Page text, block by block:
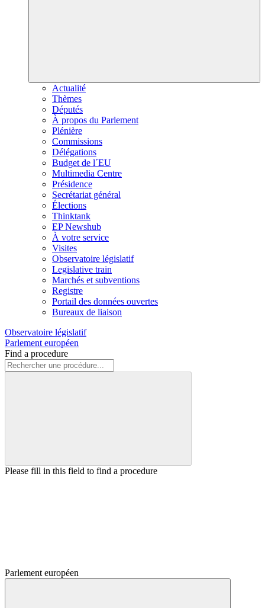
Actualité
Thèmes
Députés
À propos du Parlement
Plénière
Commissions
Délégations
Budget de l´EU
Multimedia Centre
Présidence
Secrétariat général
Élections
Thinktank
EP Newshub
À votre service
Visites
Observatoire législatif
Legislative train
Marchés et subventions
Registre
Portail des données ouvertes
Bureaux de liaison
Observatoire législatif
Parlement européen
Find a procedure
Please fill in this field to find a procedure
Parlement européen